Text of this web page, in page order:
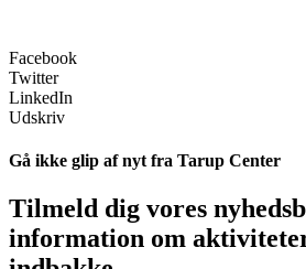
Facebook
Twitter
LinkedIn
Udskriv
Gå ikke glip af nyt fra Tarup Center
Tilmeld dig vores
information om